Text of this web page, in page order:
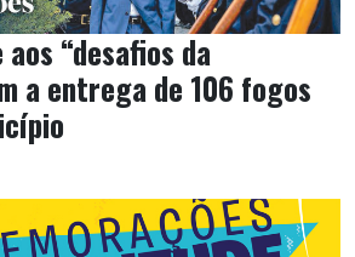
“desafios da
a entrega de 106 fogos